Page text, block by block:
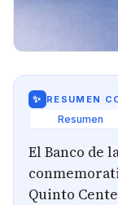
✨ RESUMEN
Resumen
El Banco de
Quinto